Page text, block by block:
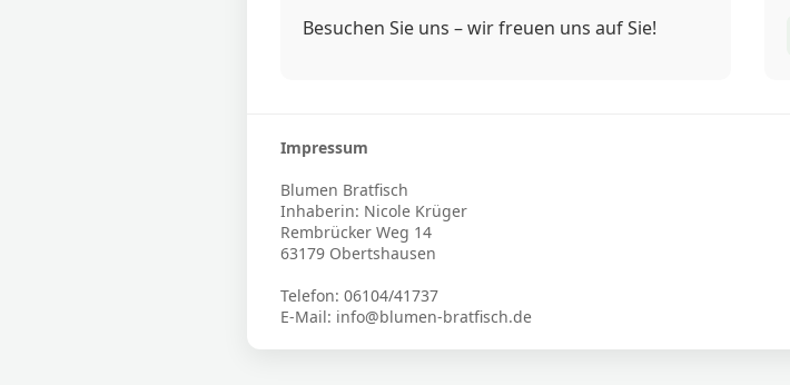
Besuchen Sie uns – wir freuen uns auf Sie!
Impressum
Blumen Bratfisch
Inhaberin: Nicole Krüger
Rembrücker Weg 14
63179 Obertshausen
Telefon: 06104/41737
E-Mail: info@blumen-bratfisch.de